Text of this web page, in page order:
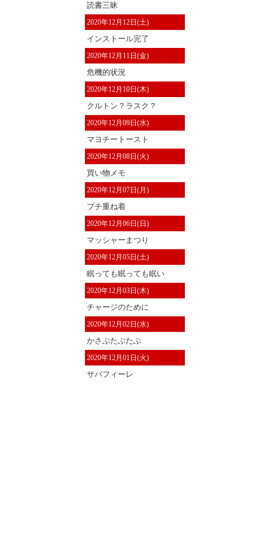
読書三昧
2020年12月12日(土)
インストール完了
2020年12月11日(金)
危機的状況
2020年12月10日(木)
クルトン？ラスク？
2020年12月09日(水)
マヨチートースト
2020年12月08日(火)
買い物メモ
2020年12月07日(月)
プチ重ね着
2020年12月06日(日)
マッシャーまつり
2020年12月05日(土)
眠っても眠っても眠い
2020年12月03日(木)
チャージのために
2020年12月02日(水)
かさぶたぶたぶ
2020年12月01日(火)
サバフィーレ